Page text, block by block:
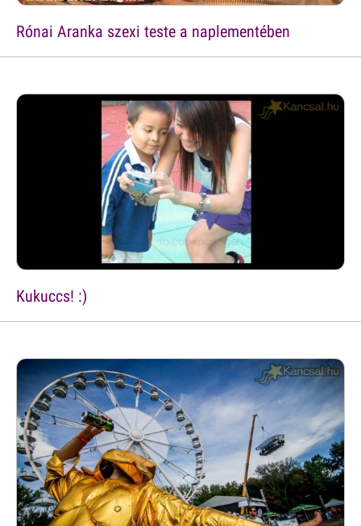
Rónai Aranka szexi teste a naplementében
Kukuccs! :)